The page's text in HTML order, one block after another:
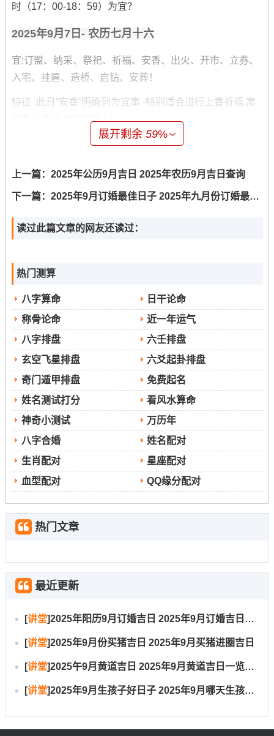
时（17：00-18：59）为宜？
2025年9月7日- 农历七月十六
宜:订盟、纳采、祭祀、祈福、安香、出火、开市、立券、
入宅、挂匾、造桥、启钻、安葬！
特征 :此日“安香”明确列为宜事 -特别适合进行上香祈福,寓
意香火传承 神明护佑！
注意事项：日冲鸡煞西，属鸡的人士不宜在此日进行决定
12:59）、辛未时（13:00-14：59）、甲戌时（19:00-
20:59）跟乙亥时（21:00-22:59）可供选择！
宜：嫁娶、结婚、婚嫁、祈福、求嗣、求子、生子、出
口、开市、开业、开张、交易、立券、挂匾、安床、入
宅、移徙、乔迁、搬家、搬迁、栽种、伐木、入殓、破
土、除服、成服！
特征 ：此日宜事涵盖涉及面广，百事皆宜 更适合祈求子嗣
与事业兴旺,寓意家族绵延、财源广进！
注意事项：日冲狗，属狗的人士应避开此日.吉时可选择辛
巳时（9:00-10:59）、甲申时（15：00-16：59）或丙戌时
（19:00-20:59）？
2025年9月17日；农历七月廿六
子、开光、出行、出火、拆卸、修造、装修、动土、进人
口、入宅、移徙、乔迁、搬家、搬迁、安床、开市、开
葬、除服、成服！
特征 :此日同样是诸事皆宜的吉日- 祈福上香可跟多种人生
这些戊辰时（7：00-8：59）、庚午时（11:00-12:59）、
辛未时（13：00-14:59）、癸酉时（17：00-18:59）跟乙
亥时（21：00-22：59）！
展开剩余59%
上一篇： 2025年公历9月吉日 2025年农历9月吉日查询
下一篇： 2025年9月订婚最佳日子 2025年九月份订婚最好的日子
读过此篇文章的网友还读过：
热门测算
八字算命
日干论命
称骨论命
近一年运气
八字排盘
六壬排盘
玄空飞星排盘
六爻起卦排盘
奇门遁甲排盘
免费起名
姓名测试打分
看风水算命
神奇小测试
万历年
八字合婚
姓名配对
生肖配对
星座配对
血型配对
QQ缘分配对
热门文章
最近更新
[讲堂]2025年阳历9月订婚吉日 2025年9月订婚吉日有哪几天
[讲堂]2025年9月份买猪吉日 2025年9月买猪进圈吉日
[讲堂]2025午9月黄道吉日 2025年9月黄道吉日一览表大全
[讲堂]2025年9月生孩子好日子 2025年9月哪天生孩子比较好